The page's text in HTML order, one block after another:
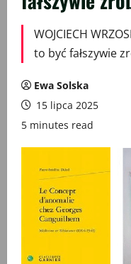
WOJCIECH
to być fałszywie
Ewa Solska
15 lipca 2025
5 minutes read